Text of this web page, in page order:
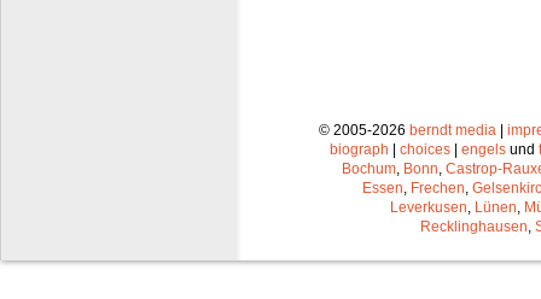
© 2005-2026 berndt media |
biograph | choices | engels und
Bochum Bonn Castrop-
Essen Frechen
Leverkusen Lünen
Recklinghausen